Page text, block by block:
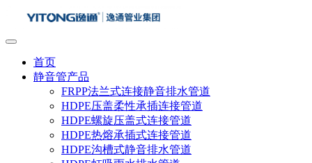
首页
静音管产品
FRPP法兰式连接静音排水管道
HDPE压盖柔性承插连接管道
HDPE螺旋压盖式连接管道
HDPE热熔承插式连接管道
HDPE沟槽式静音排水管道